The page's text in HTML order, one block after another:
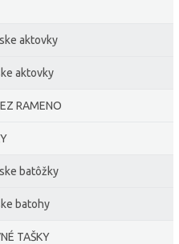
aktovky
aktovky
RAMENO
batôžky
batohy
TAŠKY